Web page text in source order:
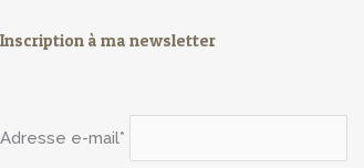
Inscription à ma newsletter
Adresse e-mail*